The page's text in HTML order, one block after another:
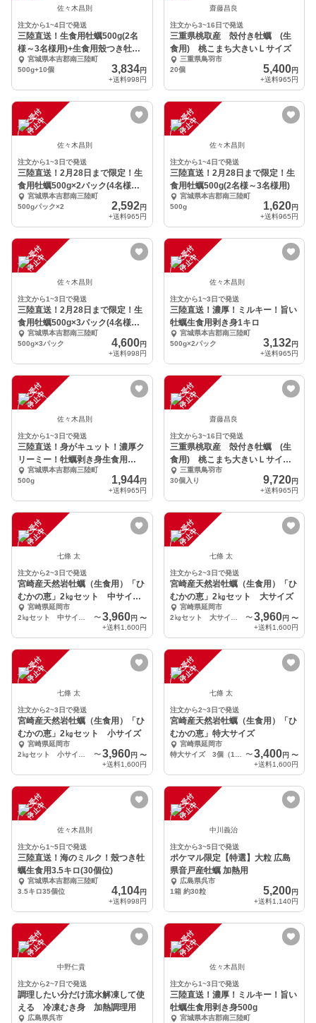
佐々木昌則
注文から1~4日で発送
三陸直送！生食用牡蠣500g(2名
様～3名様用)+生食用殼つき牡蠣
L10個
宮城県本吉郡南三陸町
500g+10個
3,834円
+送料998円
齋藤昌良
注文から3~16日で発送
三重県桃取産 殻付き牡蠣 (生
食用) 桃こまち大きいＬサイズ
三重県鳥羽市
20個
5,400円
+送料965円
注
文
受
付
停
止
中
佐々木昌則
注文から1~3日で発送
三陸直送！2月28日まで限定！生
食用牡蠣500g×2パック(4名様～5
名様用)
宮城県本吉郡南三陸町
500gパック×2
2,592円
+送料965円
注
文
受
付
停
止
中
佐々木昌則
注文から1~4日で発送
三陸直送！2月28日まで限定！生
食用牡蠣500g(2名様～3名様用)
宮城県本吉郡南三陸町
500g
1,620円
+送料965円
注
文
受
付
停
止
中
佐々木昌則
注文から1~3日で発送
三陸直送！2月28日まで限定！生
食用牡蠣500g×3パック(4名様～5
名様用)
宮城県本吉郡南三陸町
500g×3パック
4,600円
+送料998円
注
文
受
付
停
止
中
佐々木昌則
注文から1~3日で発送
三陸直送！濃厚！ミルキー！旨い
牡蠣生食用剥き身1キロ
宮城県本吉郡南三陸町
500g×2パック
3,132円
+送料965円
注
文
受
付
停
止
中
佐々木昌則
注文から1~3日で発送
三陸直送！身がキュット！濃厚ク
リーミー！牡蠣剥き身生食用
500g宮城県本吉郡南三陸町
500g
1,944円
+送料965円
注
文
受
付
停
止
中
齋藤昌良
注文から3~16日で発送
三重県桃取産 殻付き牡蠣 (生
食用) 桃こまち大きいＬサイズ
30 三重県鳥羽市
30個入り
9,720円
+送料965円
注
文
受
付
停
止
中
七條 太
注文から2~3日で発送
宮崎産天然岩牡蠣（生食用）「ひ
むかの恵」2㎏セット 中サイ
ズ宮崎県延岡市
〜 3,960円 〜
+送料1,600円
注
文
受
付
停
止
中
七條 太
注文から2~3日で発送
宮崎産天然岩牡蠣（生食用）「ひ
むかの恵」2㎏セット 大サイズ
宮崎県延岡市
〜3,960円 〜
+送料1,600円
注
文
受
付
停
止
中
七條 太
注文から2~3日で発送
宮崎産天然岩牡蠣（生食用）「ひ
むかの恵」2㎏セット 小サイズ
宮崎県延岡市
〜 3,960円 〜
+送料1,600円
注
文
受
付
停
止
中
七條 太
注文から2~3日で発送
宮崎産天然岩牡蠣（生食用）「ひ
むかの恵」特大サイズ
宮崎県延岡市
〜3,400円 〜
+送料1,600円
注
文
受
付
停
止
中
佐々木昌則
注文から1~5日で発送
三陸直送！海のミルク！殼つき牡
蠣生食用3.5キロ(30個位)
宮城県本吉郡南三陸町
3.5キロ35個位
4,104円
+送料998円
注
文
受
付
停
止
中
中川義治
注文から3~5日で発送
ポケマル限定【特選】大粒 広島
県音戸産牡蠣 加熱用
広島県呉市
1箱 約30粒
5,200円
+送料1,140円
注
文
受
付
停
止
中
中野仁貴
注文から2~7日で発送
調理したい分だけ流水解凍して使
える 冷凍むき身 加熱調理用
広島県呉市
注
文
受
付
停
止
中
佐々木昌則
注文から1~3日で発送
三陸直送！濃厚！ミルキー！旨い
牡蠣生食用剥き身500g
宮城県本吉郡南三陸町